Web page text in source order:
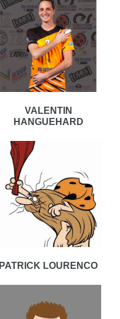
VALENTIN
HANGUEHARD
PATRICK LOURENCO